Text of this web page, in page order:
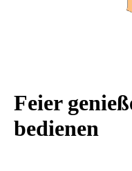
Feier
bedienen